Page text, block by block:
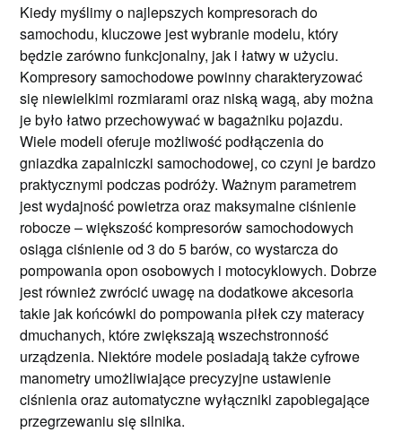
Kiedy myślimy o najlepszych kompresorach do
samochodu, kluczowe jest wybranie modelu, który
będzie zarówno funkcjonalny, jak i łatwy w użyciu.
Kompresory samochodowe powinny charakteryzować
się niewielkimi rozmiarami oraz niską wagą, aby można
je było łatwo przechowywać w bagażniku pojazdu.
Wiele modeli oferuje możliwość podłączenia do
gniazdka zapalniczki samochodowej, co czyni je bardzo
praktycznymi podczas podróży. Ważnym parametrem
jest wydajność powietrza oraz maksymalne ciśnienie
robocze – większość kompresorów samochodowych
osiąga ciśnienie od 3 do 5 barów, co wystarcza do
pompowania opon osobowych i motocyklowych. Dobrze
jest również zwrócić uwagę na dodatkowe akcesoria
takie jak końcówki do pompowania piłek czy materacy
dmuchanych, które zwiększają wszechstronność
urządzenia. Niektóre modele posiadają także cyfrowe
manometry umożliwiające precyzyjne ustawienie
ciśnienia oraz automatyczne wyłączniki zapobiegające
przegrzewaniu się silnika.